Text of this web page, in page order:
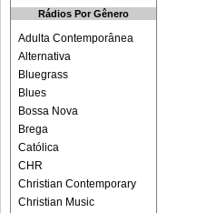
Rádios Por Gênero
Adulta Contemporânea
Alternativa
Bluegrass
Blues
Bossa Nova
Brega
Católica
CHR
Christian Contemporary
Christian Music